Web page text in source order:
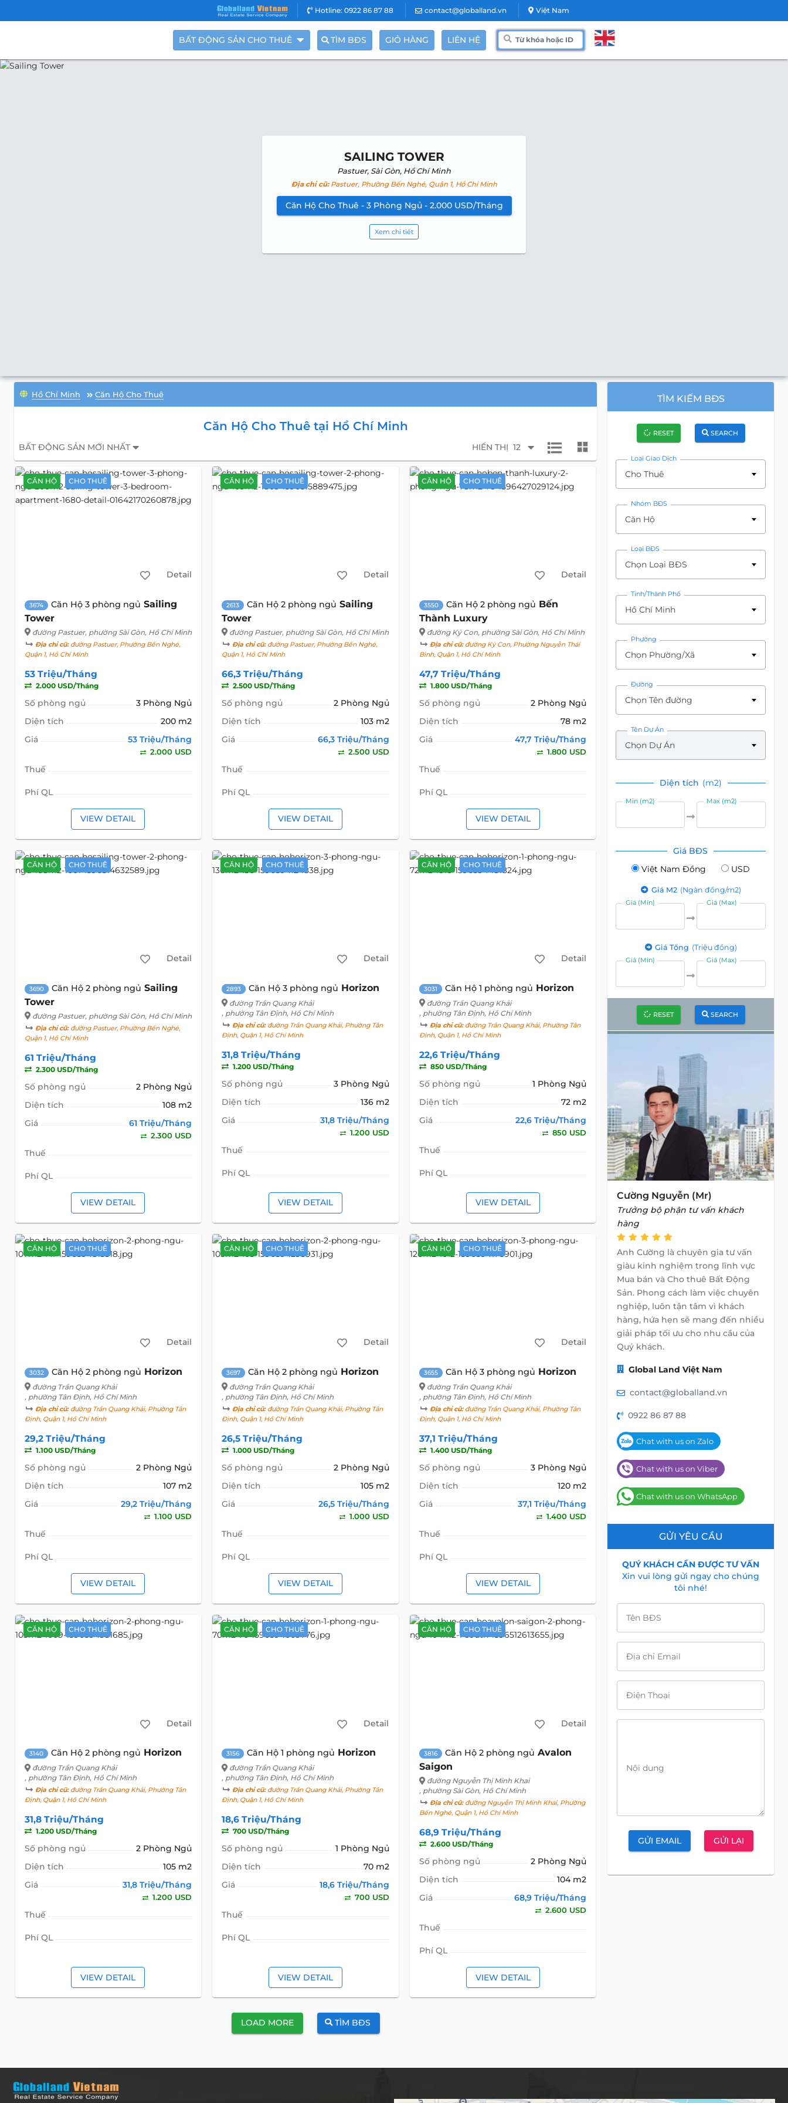
Hotline: 0922 86 87 88 contact@globalland.vn Việt Nam
BẤT ĐỘNG SẢN CHO THUÊ TÌM BĐS GIỎ HÀNG LIÊN HỆ
SAILING TOWER
Pastuer, Sài Gòn, Hồ Chí Minh
Địa chỉ cũ:Pastuer, Phường Bến Nghé, Quận 1, Hồ Chí Minh
Căn Hộ Cho Thuê - 3 Phòng Ngủ - 2.000 USD/Tháng
Xem chi tiết
Hồ Chí Minh Căn Hộ Cho Thuê
Căn Hộ Cho Thuê tại Hồ Chí Minh
BẤT ĐỘNG SẢN MỚI NHẤT HIỂN THỊ 12
CĂN HỘ CHO THUÊ
Detail
3674 Căn Hộ 3 phòng ngủ Sailing
Tower
đường Pastuer, phường Sài Gòn, Hồ Chí Minh
Địa chỉ cũ:đường Pastuer, Phường Bến Nghé,
Quận 1, Hồ Chí Minh
53 Triệu/Tháng
2.000 USD/Tháng
Số phòng ngủ
3 Phòng Ngủ
Diện tích
200 m2
Giá
53 Triệu/Tháng
2.000 USD
Thuế
Phí QL
VIEW DETAIL
CĂN HỘ CHO THUÊ
Detail
2613 Căn Hộ 2 phòng ngủ Sailing
Tower
đường Pastuer, phường Sài Gòn, Hồ Chí Minh
Địa chỉ cũ:đường Pastuer, Phường Bến Nghé,
Quận 1, Hồ Chí Minh
66,3 Triệu/Tháng
2.500 USD/Tháng
Số phòng ngủ
2 Phòng Ngủ
Diện tích
103 m2
Giá
66,3 Triệu/Tháng
2.500 USD
Thuế
Phí QL
VIEW DETAIL
CĂN HỘ CHO THUÊ
Detail
3550 Căn Hộ 2 phòng ngủ Bến
Thành Luxury
đường Ký Con, phường Sài Gòn, Hồ Chí Minh
Địa chỉ cũ:đường Ký Con, Phường Nguyễn Thái
Bình, Quận 1, Hồ Chí Minh
47,7 Triệu/Tháng
1.800 USD/Tháng
Số phòng ngủ
2 Phòng Ngủ
Diện tích
78 m2
Giá
47,7 Triệu/Tháng
1.800 USD
Thuế
Phí QL
VIEW DETAIL
CĂN HỘ CHO THUÊ
Detail
3690 Căn Hộ 2 phòng ngủ Sailing
Tower
đường Pastuer, phường Sài Gòn, Hồ Chí Minh
Địa chỉ cũ:đường Pastuer, Phường Bến Nghé,
Quận 1, Hồ Chí Minh
61 Triệu/Tháng
2.300 USD/Tháng
Số phòng ngủ
2 Phòng Ngủ
Diện tích
108 m2
Giá
61 Triệu/Tháng
2.300 USD
Thuế
Phí QL
VIEW DETAIL
CĂN HỘ CHO THUÊ
Detail
2893 Căn Hộ 3 phòng ngủ Horizon
đường Trần Quang Khải
, phường Tân Định, Hồ Chí Minh
Địa chỉ cũ:đường Trần Quang Khải, Phường Tân
Định, Quận 1, Hồ Chí Minh
31,8 Triệu/Tháng
1.200 USD/Tháng
Số phòng ngủ
3 Phòng Ngủ
Diện tích
136 m2
Giá
31,8 Triệu/Tháng
1.200 USD
Thuế
Phí QL
VIEW DETAIL
CĂN HỘ CHO THUÊ
Detail
3031 Căn Hộ 1 phòng ngủ Horizon
đường Trần Quang Khải
, phường Tân Định, Hồ Chí Minh
Địa chỉ cũ:đường Trần Quang Khải, Phường Tân
Định, Quận 1, Hồ Chí Minh
22,6 Triệu/Tháng
850 USD/Tháng
Số phòng ngủ
1 Phòng Ngủ
Diện tích
72 m2
Giá
22,6 Triệu/Tháng
850 USD
Thuế
Phí QL
VIEW DETAIL
CĂN HỘ CHO THUÊ
Detail
3032 Căn Hộ 2 phòng ngủ Horizon
đường Trần Quang Khải
, phường Tân Định, Hồ Chí Minh
Địa chỉ cũ:đường Trần Quang Khải, Phường Tân
Định, Quận 1, Hồ Chí Minh
29,2 Triệu/Tháng
1.100 USD/Tháng
Số phòng ngủ
2 Phòng Ngủ
Diện tích
107 m2
Giá
29,2 Triệu/Tháng
1.100 USD
Thuế
Phí QL
VIEW DETAIL
CĂN HỘ CHO THUÊ
Detail
3697 Căn Hộ 2 phòng ngủ Horizon
đường Trần Quang Khải
, phường Tân Định, Hồ Chí Minh
Địa chỉ cũ:đường Trần Quang Khải, Phường Tân
Định, Quận 1, Hồ Chí Minh
26,5 Triệu/Tháng
1.000 USD/Tháng
Số phòng ngủ
2 Phòng Ngủ
Diện tích
105 m2
Giá
26,5 Triệu/Tháng
1.000 USD
Thuế
Phí QL
VIEW DETAIL
CĂN HỘ CHO THUÊ
Detail
3655 Căn Hộ 3 phòng ngủ Horizon
đường Trần Quang Khải
, phường Tân Định, Hồ Chí Minh
Địa chỉ cũ:đường Trần Quang Khải, Phường Tân
Định, Quận 1, Hồ Chí Minh
37,1 Triệu/Tháng
1.400 USD/Tháng
Số phòng ngủ
3 Phòng Ngủ
Diện tích
120 m2
Giá
37,1 Triệu/Tháng
1.400 USD
Thuế
Phí QL
VIEW DETAIL
CĂN HỘ CHO THUÊ
Detail
3140 Căn Hộ 2 phòng ngủ Horizon
đường Trần Quang Khải
, phường Tân Định, Hồ Chí Minh
Địa chỉ cũ:đường Trần Quang Khải, Phường Tân
Định, Quận 1, Hồ Chí Minh
31,8 Triệu/Tháng
1.200 USD/Tháng
Số phòng ngủ
2 Phòng Ngủ
Diện tích
105 m2
Giá
31,8 Triệu/Tháng
1.200 USD
Thuế
Phí QL
VIEW DETAIL
CĂN HỘ CHO THUÊ
Detail
3156 Căn Hộ 1 phòng ngủ Horizon
đường Trần Quang Khải
, phường Tân Định, Hồ Chí Minh
Địa chỉ cũ:đường Trần Quang Khải, Phường Tân
Định, Quận 1, Hồ Chí Minh
18,6 Triệu/Tháng
700 USD/Tháng
Số phòng ngủ
1 Phòng Ngủ
Diện tích
70 m2
Giá
18,6 Triệu/Tháng
700 USD
Thuế
Phí QL
VIEW DETAIL
CĂN HỘ CHO THUÊ
Detail
3816 Căn Hộ 2 phòng ngủ Avalon
Saigon
đường Nguyễn Thị Minh Khai
, phường Sài Gòn, Hồ Chí Minh
Địa chỉ cũ:đường Nguyễn Thị Minh Khai, Phường
Bến Nghé, Quận 1, Hồ Chí Minh
68,9 Triệu/Tháng
2.600 USD/Tháng
Số phòng ngủ
2 Phòng Ngủ
Diện tích
104 m2
Giá
68,9 Triệu/Tháng
2.600 USD
Thuế
Phí QL
VIEW DETAIL
LOAD MORE TÌM BĐS
TÌM KIẾM BĐS
RESET SEARCH
Loại Giao Dịch
Cho Thuê
Nhóm BĐS
Căn Hộ
Loại BĐS
Chọn Loại BĐS
Tỉnh/Thành Phố
Hồ Chí Minh
Phường
Chọn Phường/Xã
Đường
Chọn Tên đường
Tên Dự Án
Chọn Dự Án
Diện tích (m2)
Min (m2) Max (m2)
Giá BĐS
Việt Nam Đồng
USD
Giá M2 (Ngàn đồng/m2)
Giá (Min) Giá (Max)
Giá Tổng (Triệu đồng)
Giá (Min) Giá (Max)
RESET SEARCH
Cường Nguyễn (Mr)
Trưởng bộ phận tư vấn khách
hàng
Anh Cường là chuyên gia tư vấn
giàu kinh nghiệm trong lĩnh vực
Mua bán và Cho thuê Bất Động
Sản. Phong cách làm việc chuyên
nghiệp, luôn tận tâm vì khách
hàng, hứa hẹn sẽ mang đến nhiều
giải pháp tối ưu cho nhu cầu của
Quý khách.
Global Land Việt Nam
contact@globalland.vn
0922 86 87 88
Chat with us on Zalo
Chat with us on Viber
Chat with us on WhatsApp
GỬI YÊU CẦU
QUÝ KHÁCH CẦN ĐƯỢC TƯ VẤN
Xin vui lòng gửi ngay cho chúng
tôi nhé!
Tên BĐS
Địa chỉ Email
Điện Thoại
Nội dung
GỬI EMAIL GỬI LẠI